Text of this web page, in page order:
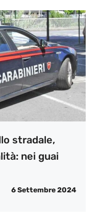
stradale,
nei guai
6 Settembre 2024